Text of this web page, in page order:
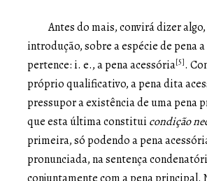
Antes do mais, convirá dizer algo,
introdução, sobre a espécie de pena
pertence: i. e., a pena acessória[5].
próprio qualificativo, a pena dita
pressupor a existência de uma pena
que esta última constitui condição
primeira, só podendo a pena
pronunciada, na sentença